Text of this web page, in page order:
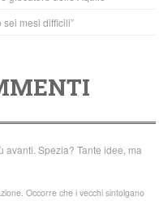
mesi difficili”
avanti. Spezia? Tante idee, ma
Occorre che i vecchi sintolgano